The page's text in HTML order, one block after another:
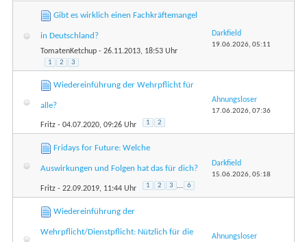
Gibt es wirklich einen Fachkräftemangel
in Deutschland?
TomatenKetchup - 26.11.2013, 18:53 Uhr
1 2 3
Darkfield
19.06.2026, 05:11
Wiedereinführung der Wehrpflicht für
alle?
Fritz - 04.07.2020, 09:26 Uhr 1 2
Ahnungsloser
17.06.2026, 07:36
Fridays for Future: Welche
Auswirkungen und Folgen hat das für dich?
Fritz - 22.09.2019, 11:44 Uhr 1 2 3 ... 6
Darkfield
15.06.2026, 05:18
Wiedereinführung der
Wehrpflicht/Dienstpflicht: Nützlich für die Ahnungsloser